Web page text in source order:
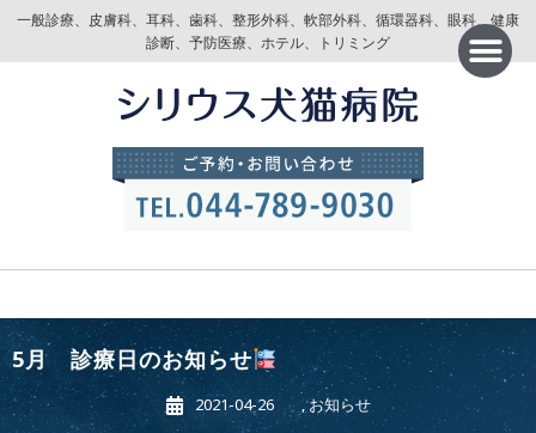
一般診療、皮膚科、耳科、歯科、整形外科、軟部外科、循環器科、眼科、健康
診断、予防医療、ホテル、トリミング
5月 診療日のお知らせ
2021-04-26 ,お知らせ